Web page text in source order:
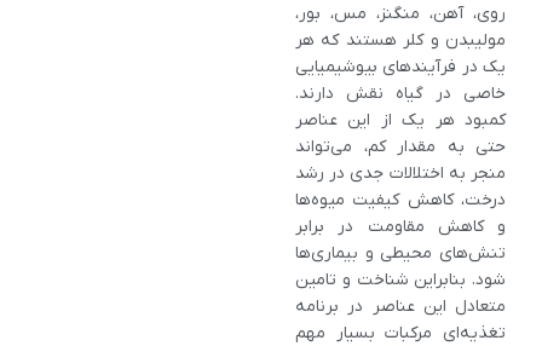
روی، آهن، منگنز، مس، بور،
مولیبدن و کلر هستند که هر
یک در فرآیندهای بیوشیمیایی
خاصی در گیاه نقش دارند.
کمبود هر یک از این عناصر
حتی به مقدار کم، می‌تواند
منجر به اختلالات جدی در رشد
درخت، کاهش کیفیت میوه‌ها
و کاهش مقاومت در برابر
تنش‌های محیطی و بیماری‌ها
شود. بنابراین شناخت و تامین
متعادل این عناصر در برنامه
تغذیه‌ای مرکبات بسیار مهم